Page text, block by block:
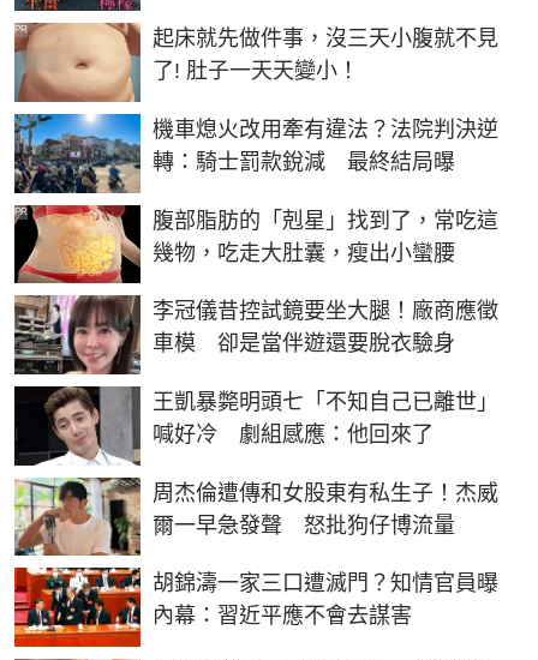
起床就先做件事，沒三天小腹就不見
了! 肚子一天天變小！
PR
機車熄火改用牽有違法？法院判決逆
轉：騎士罰款銳減 最終結局曝
腹部脂肪的「剋星」找到了，常吃這
幾物，吃走大肚囊，瘦出小蠻腰
PR
李冠儀昔控試鏡要坐大腿！廠商應徵
車模 卻是當伴遊還要脫衣驗身
王凱暴斃明頭七「不知自己已離世」
喊好冷 劇組感應：他回來了
周杰倫遭傳和女股東有私生子！杰威
爾一早急發聲 怒批狗仔博流量
胡錦濤一家三口遭滅門？知情官員曝
內幕：習近平應不會去謀害